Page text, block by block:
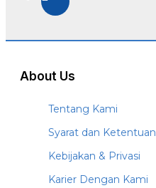
About Us
Tentang Kami
Syarat dan Ketentuan
Kebijakan & Privasi
Karier Dengan Kami